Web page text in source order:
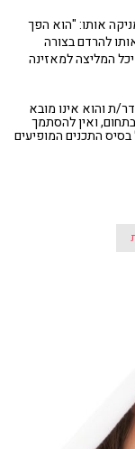
אותו: "הוא הפך
להרדם בצורה
המליצה למאזינה
ת והוא אינו מובא
ואין להסתמך
התכנים המופיעים